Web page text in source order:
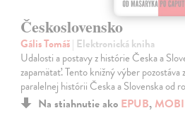
Československo
Gális Tomáš| Elektronická kniha
Udalosti a postavy z histórie Česka a
zapamätať. Tento knižný výber
paralelnej histórii Česka a Slovenska od
Na stiahnutie ako EPUB, MOBI